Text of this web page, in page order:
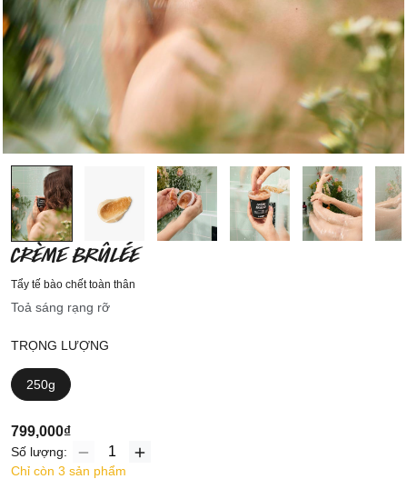
CRÈME BRÛLÉE
Tẩy tế bào chết toàn thân
Toả sáng rạng rỡ
TRỌNG LƯỢNG
250g
799,000₫
Chỉ còn 3 sản phẩm
Số lượng: